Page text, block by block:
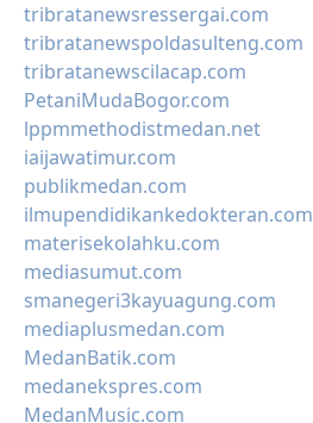
tribratanewsressergai.com
tribratanewspoldasulteng.com
tribratanewscilacap.com
PetaniMudaBogor.com
lppmmethodistmedan.net
iaijawatimur.com
publikmedan.com
ilmupendidikankedokteran.com
materisekolahku.com
mediasumut.com
smanegeri3kayuagung.com
mediaplusmedan.com
MedanBatik.com
medanekspres.com
MedanMusic.com